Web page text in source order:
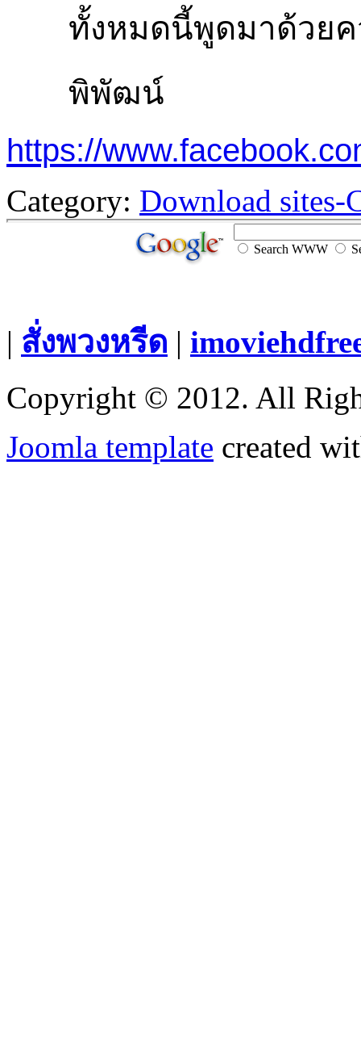
ทั้งหมดนี้พูดมาด้วยคว
พิพัฒน์
https://
Category: Download sites-
Search WWW
| สั่งพวงหรีด |
Copyright © 2012. All
Joomla template created